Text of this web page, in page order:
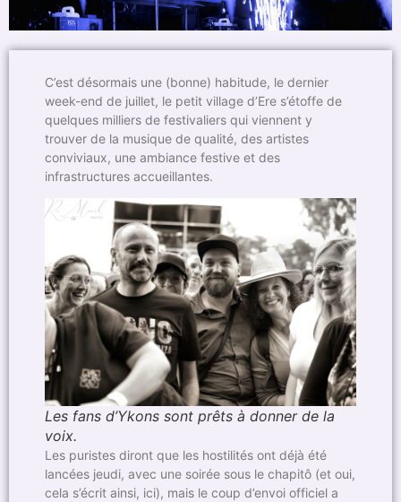
C’est désormais une (bonne) habitude, le dernier
week-end de juillet, le petit village d’Ere s’étoffe de
quelques milliers de festivaliers qui viennent y
trouver de la musique de qualité, des artistes
conviviaux, une ambiance festive et des
infrastructures accueillantes.
Les fans d’Ykons sont prêts à donner de la
voix.
Les puristes diront que les hostilités ont déjà été
lancées jeudi, avec une soirée sous le chapitô (et oui,
cela s’écrit ainsi, ici), mais le coup d’envoi officiel a